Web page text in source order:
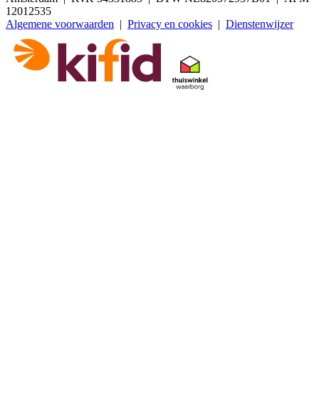
12012535
Algemene voorwaarden | Privacy en cookies | Dienstenwijzer